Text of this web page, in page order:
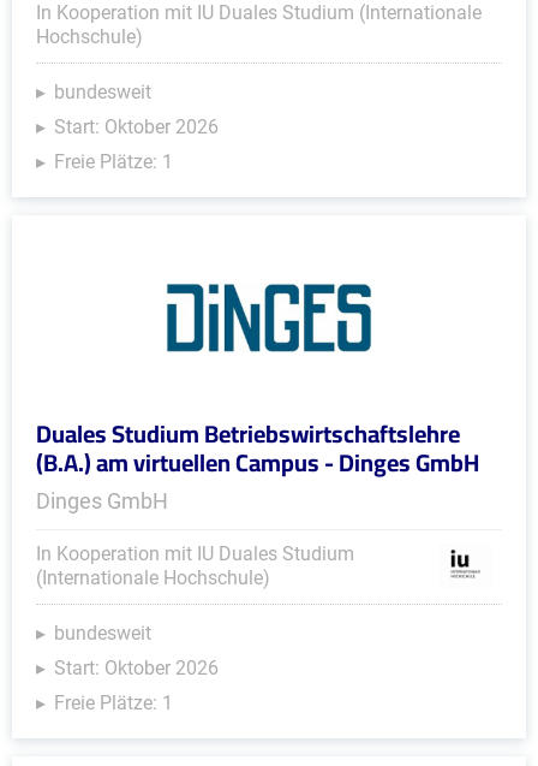
In Kooperation mit IU Duales Studium (Internationale
Hochschule)
bundesweit
Start: Oktober 2026
Freie Plätze: 1
Duales Studium Betriebswirtschaftslehre
(B.A.) am virtuellen Campus - Dinges GmbH
Dinges GmbH
In Kooperation mit IU Duales Studium
(Internationale Hochschule)
bundesweit
Start: Oktober 2026
Freie Plätze: 1